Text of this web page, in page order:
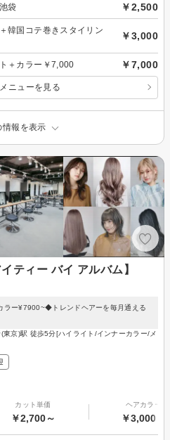
袋 ￥2,500
韓国コテ巻きスタイリン
￥3,000
＋カラー￥7,000 ￥7,000
ニューを見る
情報を表示
ティー バイ アルバム】
ー¥7900~◆トレンドヘアーを毎月通える
京)駅 徒歩5分[ハイライト/インナーカラー/メ
カット単価
￥2,700～
ヘアカラー
￥3,000～